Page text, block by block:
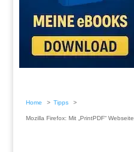
Home Tipps
Mozilla Firefox: Mit „PrintPDF“